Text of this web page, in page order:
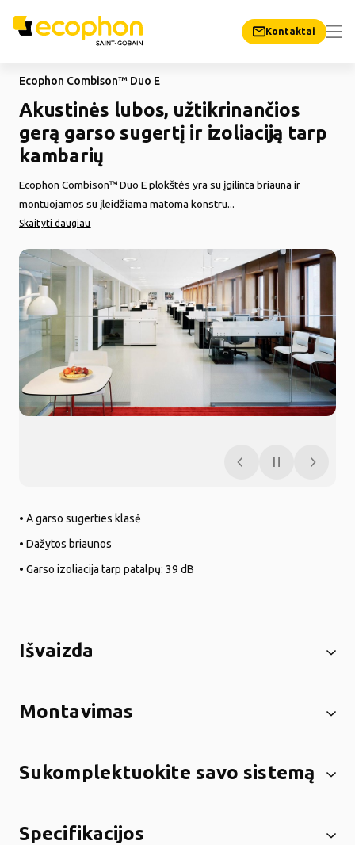
Kontaktai
Ecophon Combison™ Duo E
Akustinės lubos, užtikrinančios
gerą garso sugertį ir izoliaciją tarp
kambarių
Ecophon Combison™ Duo E plokštės yra su įgilinta briauna ir
montuojamos su įleidžiama matoma konstru...
Skaityti daugiau
• A garso sugerties klasė
• Dažytos briaunos
• Garso izoliacija tarp patalpų: 39 dB
Išvaizda
Montavimas
Sukomplektuokite savo sistemą
Specifikacijos